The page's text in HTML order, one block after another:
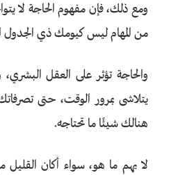
ومع ذلك، فإن مفهوم الحاجة لا
من المهام ليس كيومك ذي الجدول
والحاجة تؤثر على العقل
يتلاشى بمرور الوقت، حتى
هنالك شيئًا ما تحتاجه.
لا يهم ما هو، سواء أكان